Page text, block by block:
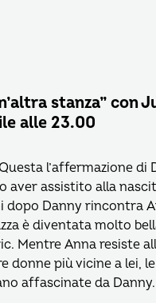
stanza” con
alle 23.00
l’affermazione di
aver assistito alla
dopo Danny rincontra
è diventata molto
Mentre Anna resiste
donne più vicine a lei,
affascinate da Danny.